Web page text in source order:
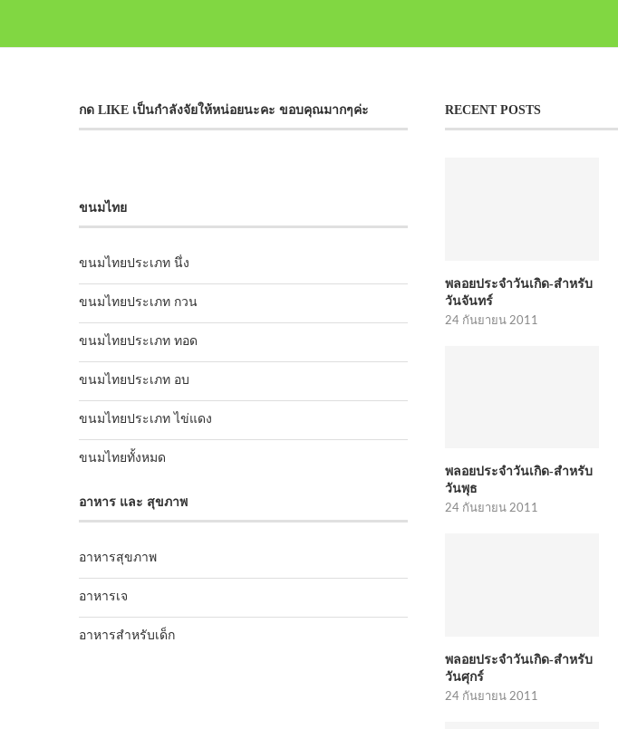
กด LIKE เป็นกำลังจัยให้หน่อยนะคะ ขอบคุณมากๆค่ะ
ขนมไทย
ขนมไทยประเภท นึ่ง
ขนมไทยประเภท กวน
ขนมไทยประเภท ทอด
ขนมไทยประเภท อบ
ขนมไทยประเภท ไข่แดง
ขนมไทยทั้งหมด
อาหาร และ สุขภาพ
อาหารสุขภาพ
อาหารเจ
อาหารสำหรับเด็ก
RECENT POSTS
พลอยประจำวันเกิด-สำหรับ
วันจันทร์
24 กันยายน 2011
พลอยประจำวันเกิด-สำหรับ
วันพุธ
24 กันยายน 2011
พลอยประจำวันเกิด-สำหรับ
วันศุกร์
24 กันยายน 2011